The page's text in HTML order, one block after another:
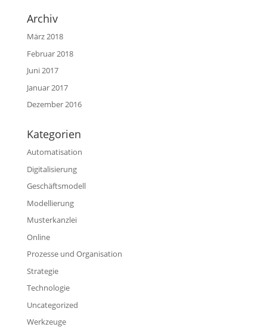
Archiv
März 2018
Februar 2018
Juni 2017
Januar 2017
Dezember 2016
Kategorien
Automatisation
Digitalisierung
Geschäftsmodell
Modellierung
Musterkanzlei
Online
Prozesse und Organisation
Strategie
Technologie
Uncategorized
Werkzeuge